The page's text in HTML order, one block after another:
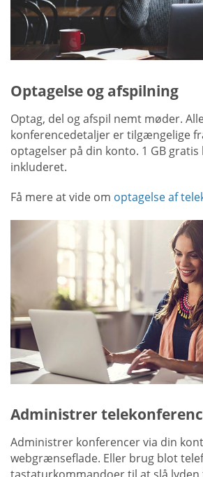
Optagelse og afspilning
Optag, del og afspil nemt møder.
konferencedetaljer er tilgængelige
optagelser på din konto. 1 GB gratis
inkluderet.
Få mere at vide om optagelse af
Administrer
Administrer konferencer via din
webgrænseflade. Eller brug blot